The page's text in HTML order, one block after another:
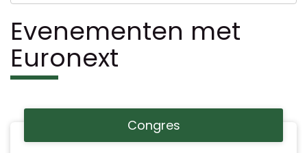
Evenementen met
Euronext
Congres